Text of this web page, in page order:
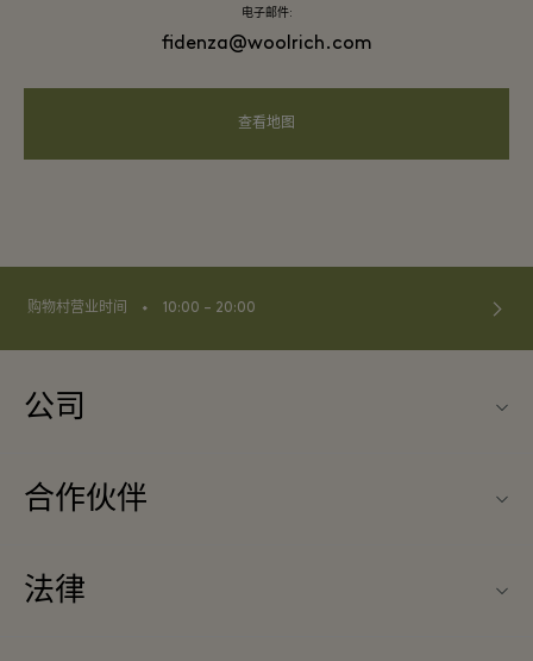
电子邮件:
fidenza@woolrich.com
查看地图
购物村营业时间 ⬩ 10:00 – 20:00
公司
常见问题
合作伙伴
成为合作伙伴
法律